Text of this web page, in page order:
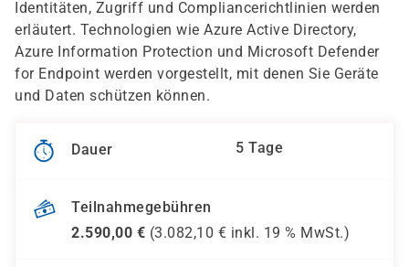
Identitäten, Zugriff und Compliancerichtlinien werden
erläutert. Technologien wie Azure Active Directory,
Azure Information Protection und Microsoft Defender
for Endpoint werden vorgestellt, mit denen Sie Geräte
und Daten schützen können.
Dauer 5 Tage
Teilnahmegebühren
2.590,00 € (3.082,10 € inkl. 19 % MwSt.)